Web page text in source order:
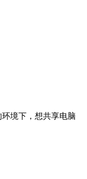
境下，想共享电脑